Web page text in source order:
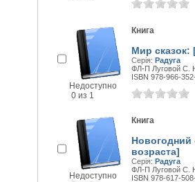
Недоступно
0 из 1
Книга
Мир сказок:
Серія: Радуга
ФЛ-П Луговой С.
ISBN 978-966-
Недоступно
Книга
Новогодний
возраста]
Серія: Радуга
ФЛ-П Луговой С.
ISBN 978-617-